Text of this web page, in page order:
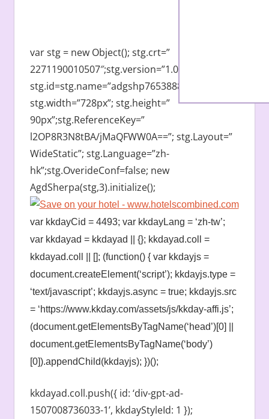
var stg = new Object(); stg.crt=”
2271190010507″;stg.version=”1.03″;
stg.id=stg.name=”adgshp765388838″;
stg.width=”728px”; stg.height=”
90px”;stg.ReferenceKey=”
l2OP8R3N8tBA/jMaQFWW0A==”; stg.Layout=”
WideStatic”; stg.Language=”zh-
hk”;stg.OverideConf=false; new
AgdSherpa(stg,3).initialize();
var kkdayCid = 4493; var kkdayLang = ‘zh-tw’;
var kkdayad = kkdayad || {}; kkdayad.coll =
kkdayad.coll || []; (function() { var kkdayjs =
document.createElement(‘script’); kkdayjs.type =
‘text/javascript’; kkdayjs.async = true; kkdayjs.src
= ‘https://www.kkday.com/assets/js/kkday-affi.js’;
(document.getElementsByTagName(‘head’)[0] ||
document.getElementsByTagName(‘body’)
[0]).appendChild(kkdayjs); })();
kkdayad.coll.push({ id: ‘div-gpt-ad-
1507008736033-1’, kkdayStyleId: 1 });